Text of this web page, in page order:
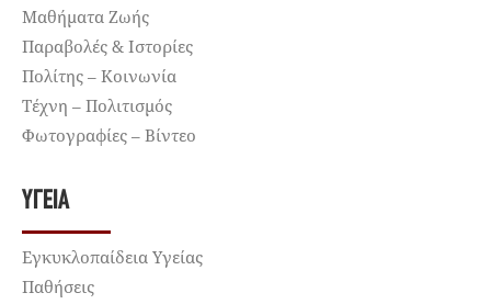
Μαθήματα Ζωής
Παραβολές & Ιστορίες
Πολίτης – Κοινωνία
Τέχνη – Πολιτισμός
Φωτογραφίες – Βίντεο
ΥΓΕΊΑ
Εγκυκλοπαίδεια Υγείας
Παθήσεις